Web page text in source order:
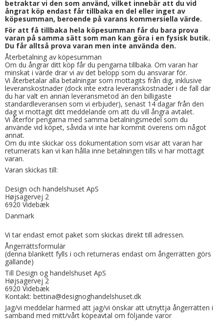
betraktar vi den som använd, vilket innebär att du vid
ångrat köp endast får tillbaka en del eller inget av
köpesumman, beroende på varans kommersiella värde.
För att få tillbaka hela köpesumman får du bara prova
varan på samma sätt som man kan göra i en fysisk butik.
Du får alltså prova varan men inte använda den.
Återbetalning av köpesumman
Om du ångrar ditt köp får du pengarna tillbaka. Om varan har
minskat i värde drar vi av det belopp som du ansvarar för.
Vi återbetalar alla betalningar som mottagits från dig, inklusive
leveranskostnader (dock inte extra leveranskostnader i de fall där
du har valt en annan leveransmetod än den billigaste
standardleveransen som vi erbjuder), senast 14 dagar från den
dag vi mottagit ditt meddelande om att du vill ångra avtalet.
Vi återför pengarna med samma betalningsmedel som du
använde vid köpet, såvida vi inte har kommit överens om något
annat.
Om du inte skickar oss dokumentation som visar att varan har
returnerats kan vi kan hålla inne betalningen tills vi har mottagit
varan.
Varan skickas till:
Design och handelshuset ApS
Højsagervej 2
6920 Videbæk
Danmark
Vi tar endast emot paket som skickas direkt till adressen.
Ångerrättsformulär
(denna blankett fylls i och returneras endast om ångerrätten görs
gällande)
Till Design og handelshuset ApS
Højsagervej 2
6920 Videbæk
Kontakt: bettina@designoghandelshuset.dk
Jag/vi meddelar härmed att jag/vi önskar att utnyttja ångerrätten i
samband med mitt/vårt köpeavtal om följande varor